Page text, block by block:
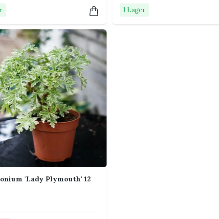
risken för gråmögel och andra
växtsäsongen men tål inte frost.
ljust, svalt och frostfritt.
regelbundet under vår och sommar.
behöver mer näring än många gröna
eller västfönster. Den passar även i
är över. Vänj plantan gradvis vid uteliv
I Lager
'Lady Plymouth' 12